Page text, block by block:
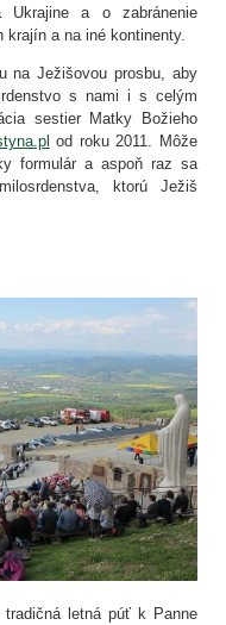
a o zabránenie
krajín a na iné kontinenty.
na Ježišovou prosbu, aby
s nami i s celým
sestier Matky Božieho
od roku 2011. Môže
formulár a aspoň raz sa
ktorú Ježiš
letná púť k Panne